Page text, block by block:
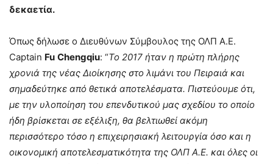
δεκαετία.
Όπως δήλωσε ο Διευθύνων Σύμβουλος της ΟΛΠ Α.Ε.
Captain Fu Chengqiu: “Το 2017 ήταν η πρώτη πλήρης
χρονιά της νέας Διοίκησης στο λιμάνι του Πειραιά και
σημαδεύτηκε από θετικά αποτελέσματα. Πιστεύουμε ότι,
με την υλοποίηση του επενδυτικού μας σχεδίου το οποίο
ήδη βρίσκεται σε εξέλιξη, θα βελτιωθεί ακόμη
περισσότερο τόσο η επιχειρησιακή λειτουργία όσο και η
οικονομική αποτελεσματικότητα της ΟΛΠ Α.Ε. και όλες οι